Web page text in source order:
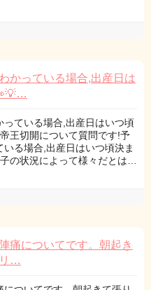
かっている場合,出産日は
っている場合,出産日はいつ頃
王切開について質問です!予
る場合,出産日はいつ頃決ま
の状況によって様々だとは…
痛についてです。朝起き
…